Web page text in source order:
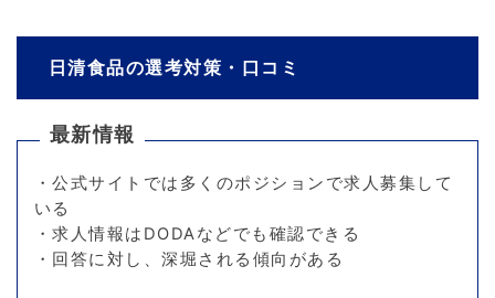
日清食品の選考対策・口コミ
最新情報
・公式サイトでは多くのポジションで求人募集して
いる
・求人情報はDODAなどでも確認できる
・回答に対し、深堀される傾向がある